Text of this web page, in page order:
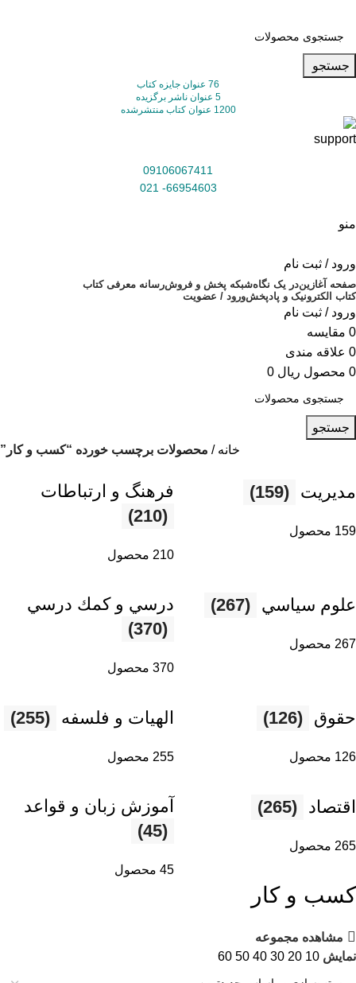
جستجو
76 عنوان جایزه کتاب
5 عنوان ناشر برگزیده
1200 عنوان کتاب منتشرشده
09106067411
66954603- 021
منو
ورود / ثبت نام
صفحه آغازیندر یک نگاهشبکه پخش و فروشرسانه معرفی کتاب
کتاب الکترونیک و پادپخشورود / عضویت
ورود / ثبت نام
0 مقایسه
0 علاقه مندی
0 محصول ریال
جستجو
خانه
محصولات برچسب خورده “کسب و کار”
مديريت (159)
159 محصول
فرهنگ و ارتباطات
(210)
210 محصول
علوم سياسي (267)
267 محصول
درسي و كمك درسي
(370)
370 محصول
حقوق (126)
126 محصول
الهیات و فلسفه (255)
255 محصول
اقتصاد (265)
265 محصول
آموزش زبان و قواعد
(45)
45 محصول
کسب و کار
مشاهده مجموعه
نمایش 10
20
30
40
50
60